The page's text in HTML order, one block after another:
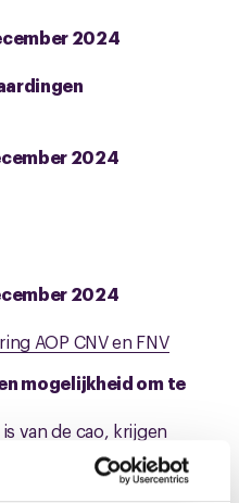
2024
2024
2024
AOP CNV en FNV
mogelijkheid om te
van de cao, krijgen
met daarin een
geldig zijn. Mocht je